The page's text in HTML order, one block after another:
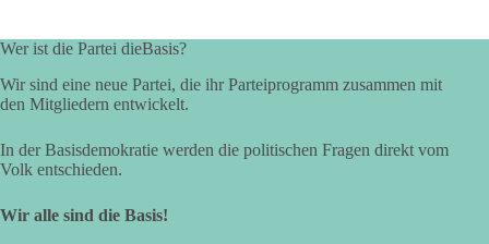
24 6 2 Auf Facebook ansehen
2 Tage(n) zuvor
⚡ Vorsorge ist richtig. Aber Vorsorge ersetzt keine verlässliche
Wer ist die Partei dieBasis?
Wir sind eine neue Partei, die ihr Parteiprogramm zusammen mit
den Mitgliedern entwickelt.
In der Basisdemokratie werden die politischen Fragen direkt vom
Volk entschieden.
Wir alle sind die Basis!